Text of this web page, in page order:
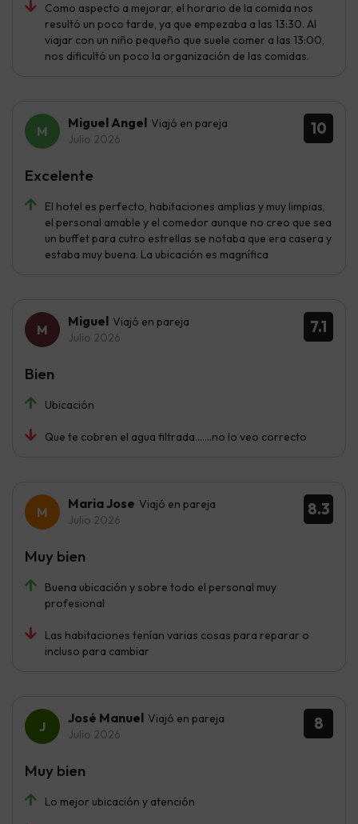
Como aspecto a mejorar, el horario de la comida nos
resultó un poco tarde, ya que empezaba a las 13:30. Al
viajar con un niño pequeño que suele comer a las 13:00,
nos dificultó un poco la organización de las comidas.
10
Miguel Angel Viajó en pareja
Julio 2026
El hotel es perfecto, habitaciones amplias y muy limpias,
el personal amable y el comedor aunque no creo que sea
un buffet para cutro estrellas se notaba que era casera y
estaba muy buena. La ubicación es magnífica
Excelente
7.1
Miguel Viajó en pareja
Julio 2026
Ubicación
Que te cobren el agua filtrada.......no lo veo correcto
Bien
8.3
Maria Jose Viajó en pareja
Julio 2026
Buena ubicación y sobre todo el personal muy
profesional
Las habitaciones tenían varias cosas para reparar o
incluso para cambiar
Muy bien
8
José Manuel Viajó en pareja
Julio 2026
Lo mejor ubicación y atención
Muy bien